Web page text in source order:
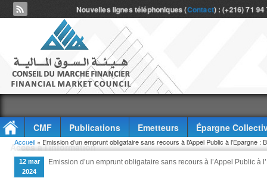
Nouvelles lignes téléphoniques (Contact) : (+216) 71
CMF Publications Emetteurs
Épargne
Accès à l'information
Vous êtes ici
Accueil » Emission d’un emprunt obligataire sans recours à l’Appel Public à l’Epargne :
12 mar
2024
Emission d’un emprunt obligataire sans recours à l’Appel Public à